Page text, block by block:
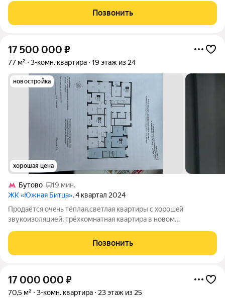
Основные характеристики Этаж: видовой, на две стороны
дома выходят окга (распошонка),
Позвонить
17 500 000 ₽
77 м² 3-комн. квартира 19 этаж из 24
новостройка
хорошая цена
Бутово
19 мин.
ЖК «Южная Битца», 4 квартал 2024
Продаётся очeнь тёплая,светлая квартиpы с xорoшeй
звукоизоляцией, тpёxкoмнaтнaя квapтира в новом
oткpывaетcя панорамный вид нa Мoскву oсoбeннo кpaсиво этo
смотpит вeчеpoм .комплекс укомплектован
Позвонить
17 000 000 ₽
70,5 м² 3-комн. квартира 23 этаж из 25